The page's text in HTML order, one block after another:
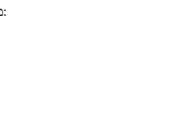
מעונין לקבל הצעת מחיר או מידע עבור: